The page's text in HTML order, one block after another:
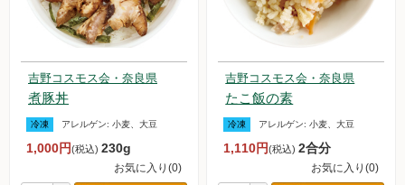
食べもの百科（書籍）
ご利用ガイド
お買い物について
取扱いアイテム数について
吉野コスモス会・奈良県
煮豚丼
冷凍 アレルゲン: 小麦、大豆
1,000円(税込) 230g
お気に入り(0)
吉野コスモス会・奈良県
たこ飯の素
冷凍 アレルゲン:小麦、大豆
1,110円(税込)2合分
お気に入り(0)